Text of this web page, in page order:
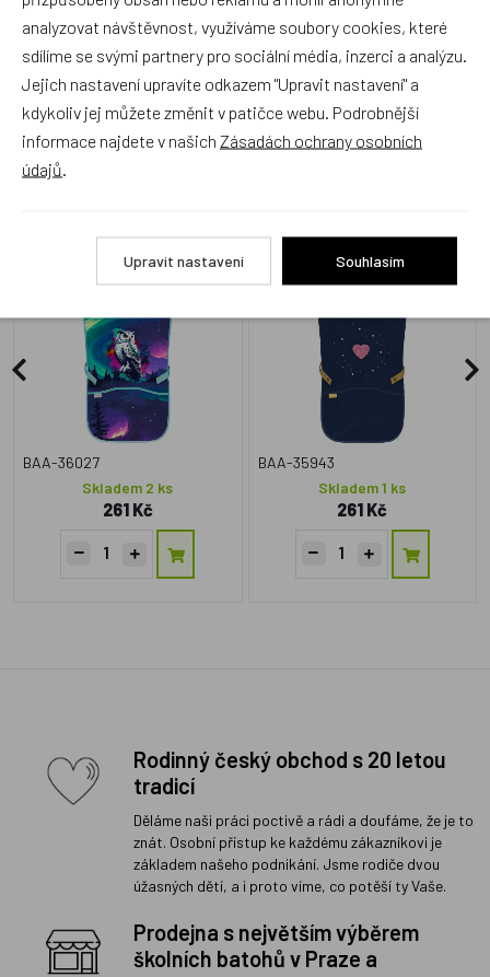
Přidat hodnocení
Alternativní zboží
BAAGL Dětská zástěra
Aurora GRS
BAA-36027
Skladem 2 ks
261 Kč
BAAGL Dětská zástěra
Unicorn Gold
BAA-35943
Skladem 1 ks
261 Kč
Rodinný český obchod s 20 letou
tradicí
Děláme naši práci poctivě a rádi a doufáme, že je to
znát. Osobní přístup ke každému zákazníkovi je
základem našeho podnikání. Jsme rodiče dvou
úžasných dětí, a i proto víme, co potěší ty Vaše.
Prodejna s největším výběrem
školních batohů v Praze a
analyzovat návštěvnost, využíváme soubory cookies, které
sdílíme se svými partnery pro sociální média, inzerci a analýzu.
Jejich nastavení upravíte odkazem "Upravit nastavení" a
kdykoliv jej můžete změnit v patičce webu. Podrobnější
informace najdete v našich Zásadách ochrany osobních
údajů
Upravit nastavení Souhlasím